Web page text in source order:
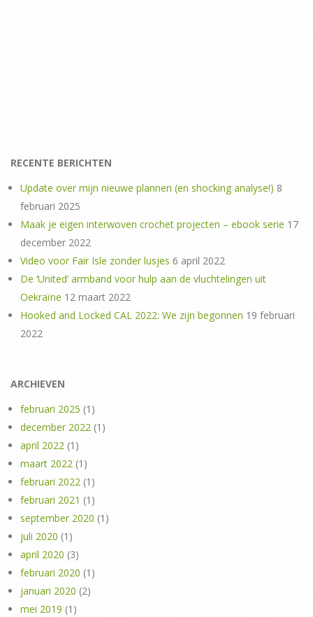
RECENTE BERICHTEN
Update over mijn nieuwe plannen (en shocking analyse!) 8
februari 2025
Maak je eigen interwoven crochet projecten – ebook serie 17
december 2022
Video voor Fair Isle zonder lusjes 6 april 2022
De ‘United’ armband voor hulp aan de vluchtelingen uit
Oekraïne 12 maart 2022
Hooked and Locked CAL 2022: We zijn begonnen 19 februari
2022
ARCHIEVEN
februari 2025 (1)
december 2022 (1)
april 2022 (1)
maart 2022 (1)
februari 2022 (1)
februari 2021 (1)
september 2020 (1)
juli 2020 (1)
april 2020 (3)
februari 2020 (1)
januari 2020 (2)
mei 2019 (1)